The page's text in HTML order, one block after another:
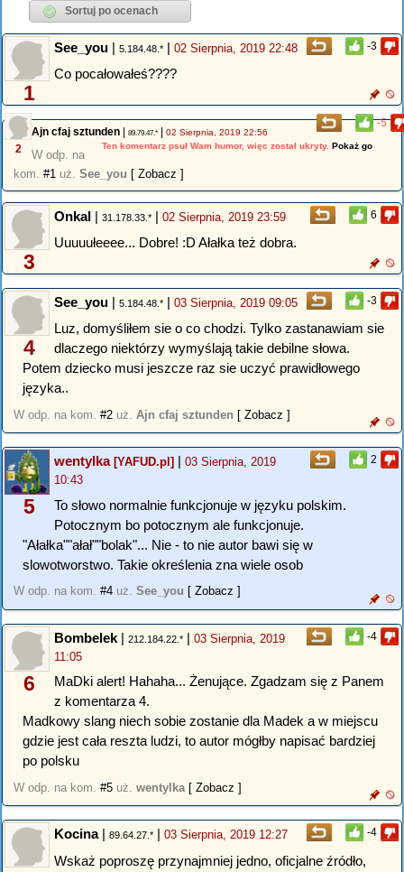
-3
1
See_you | 5.184.48.* | 02 Sierpnia, 2019 22:48
Co pocałowałeś????
-5
2
Ajn cfaj sztunden | 89.79.47.* | 02 Sierpnia, 2019 22:56
Ten komentarz psuł Wam humor, więc został ukryty. Pokaż go
W odp. na
kom. #1 uż. See_you [ Zobacz ]
6
3
Onkal | 31.178.33.* | 02 Sierpnia, 2019 23:59
Uuuuułeeee... Dobre! :D Ałałka też dobra.
-3
4
See_you | 5.184.48.* | 03 Sierpnia, 2019 09:05
Luz, domyśliłem sie o co chodzi. Tylko zastanawiam sie
dlaczego niektórzy wymyślają takie debilne słowa.
Potem dziecko musi jeszcze raz sie uczyć prawidłowego
języka..
W odp. na kom. #2 uż. Ajn cfaj sztunden [ Zobacz ]
2
5
wentylka[YAFUD.pl] | 03 Sierpnia, 2019
10:43
To słowo normalnie funkcjonuje w języku polskim.
Potocznym bo potocznym ale funkcjonuje.
"Ałałka""ałał""bolak"... Nie - to nie autor bawi się w
slowotworstwo. Takie określenia zna wiele osob
W odp. na kom. #4 uż. See_you [ Zobacz ]
-4
6
Bombelek | 212.184.22.* | 03 Sierpnia, 2019
11:05
MaDki alert! Hahaha... Żenujące. Zgadzam się z Panem
z komentarza 4.
Madkowy slang niech sobie zostanie dla Madek a w miejscu
gdzie jest cała reszta ludzi, to autor mógłby napisać bardziej
po polsku
W odp. na kom. #5 uż. wentylka [ Zobacz ]
-4
Kocina| 89.64.27.* | 03 Sierpnia, 2019 12:27
Wskaż poproszę przynajmniej jedno, oficjalne źródło,